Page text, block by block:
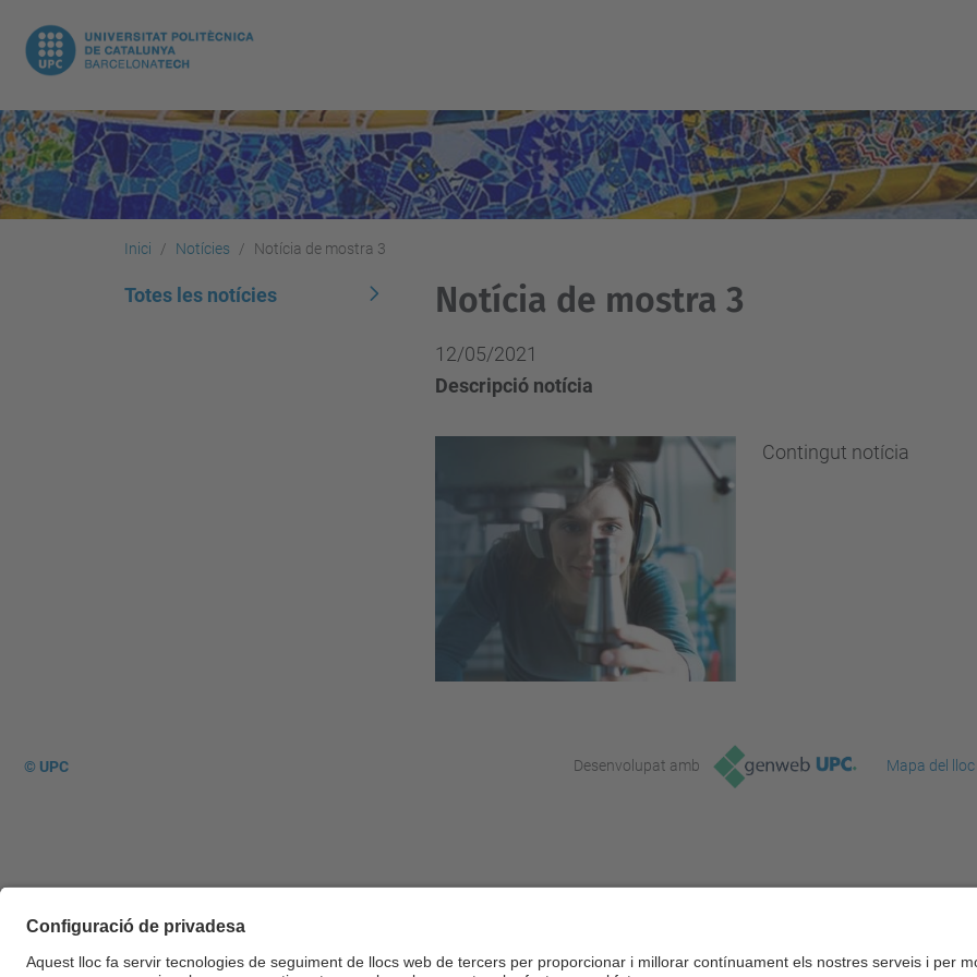
Inici Notícies Notícia de mostra 3
Notícia de mostra 3
12/05/2021
Descripció notícia
Contingut notícia
Totes les notícies
© UPC Desenvolupat amb Mapa del lloc